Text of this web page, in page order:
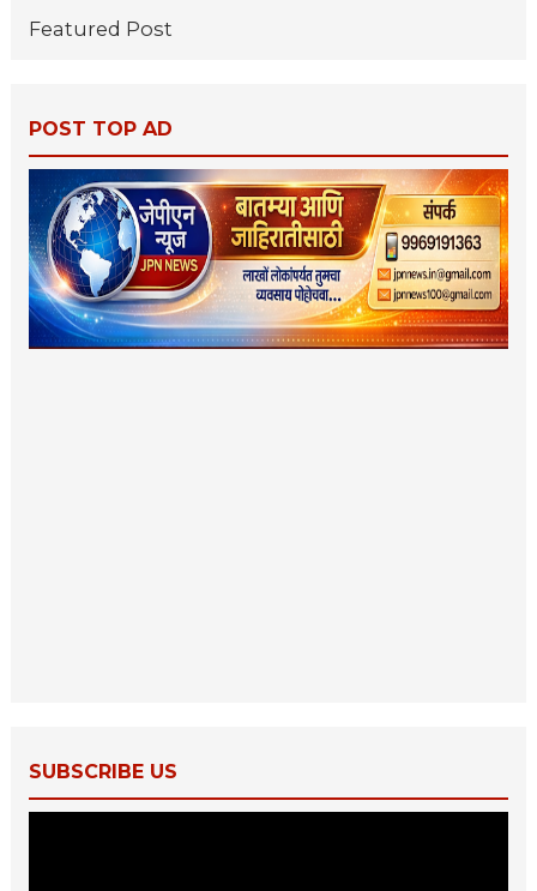
Featured Post
POST TOP AD
SUBSCRIBE US